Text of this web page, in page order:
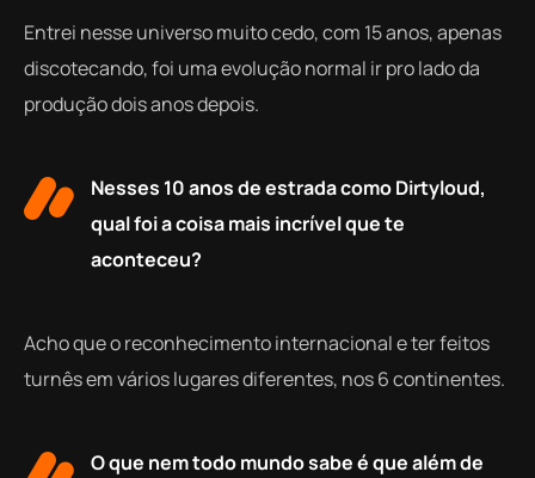
Entrei nesse universo muito cedo, com 15 anos, apenas
discotecando, foi uma evolução normal ir pro lado da
produção dois anos depois.
Nesses 10 anos de estrada como Dirtyloud,
qual foi a coisa mais incrível que te
aconteceu?
Acho que o reconhecimento internacional e ter feitos
turnês em vários lugares diferentes, nos 6 continentes.
O que nem todo mundo sabe é que além de